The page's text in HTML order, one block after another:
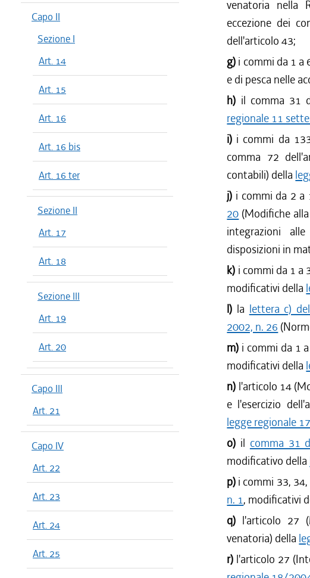
Capo II
Sezione I
Art. 14
Art. 15
Art. 16
Art. 16 bis
Art. 16 ter
Sezione II
Art. 17
Art. 18
Sezione III
Art. 19
Art. 20
Capo III
Art. 21
Capo IV
Art. 22
Art. 23
Art. 24
Art. 25
dal 01/04/2011 al
dal 01/01/2011 al
dal 28/10/2010 al
dal 22/07/2010 al
dal 08/07/2010 al
dal 01/04/2010 al
dal 01/01/2010 al
dal 06/08/2009 al
dal 30/07/2009 al
dal 04/06/2009 al
dal 01/04/2009 al
dal 03/04/2008 al
venatoria nella
eccezione dei
dell'articolo 43;
g) i commi da 1 a
e di pesca nelle
h) il comma 31
regionale 11
i) i commi da
comma 72
contabili) della
j) i commi da 2 a
20 (Modifiche alla
integrazioni
disposizioni in
k) i commi da 1 a
modificativi della
l) la lettera c)
2002, n. 26
m) i commi da 1
modificativi della
n) l'articolo 14
e l'esercizio
legge regionale
o) il comma 31
modificativo della
p) i commi 33,
n. 1, modificativi
q) l'articolo 27
venatoria) della
r) l'articolo 27